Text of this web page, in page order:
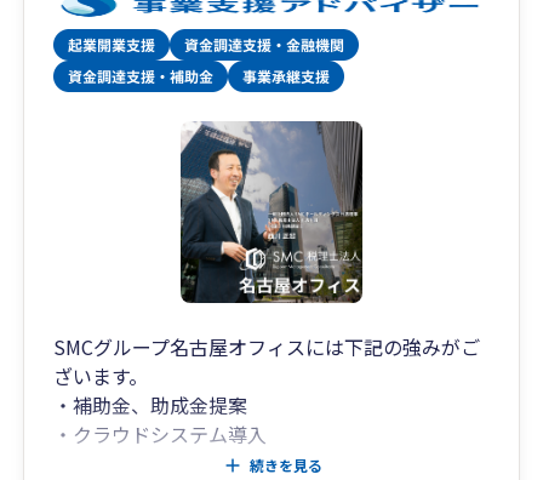
SMCグループ名古屋オフィスには下記の強みがご
ざいます。
・補助金、助成金提案
・クラウドシステム導入
・医業、医療系へのサポート
続きを見る